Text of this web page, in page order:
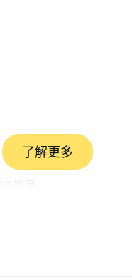
訊息
了解更多